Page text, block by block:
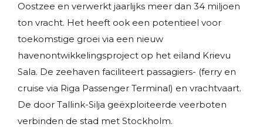
Oostzee en verwerkt jaarlijks meer dan 34 miljoen
ton vracht. Het heeft ook een potentieel voor
toekomstige groei via een nieuw
havenontwikkelingsproject op het eiland Krievu
Sala. De zeehaven faciliteert passagiers- (ferry en
cruise via Riga Passenger Terminal) en vrachtvaart.
De door Tallink-Silja geëxploiteerde veerboten
verbinden de stad met Stockholm.